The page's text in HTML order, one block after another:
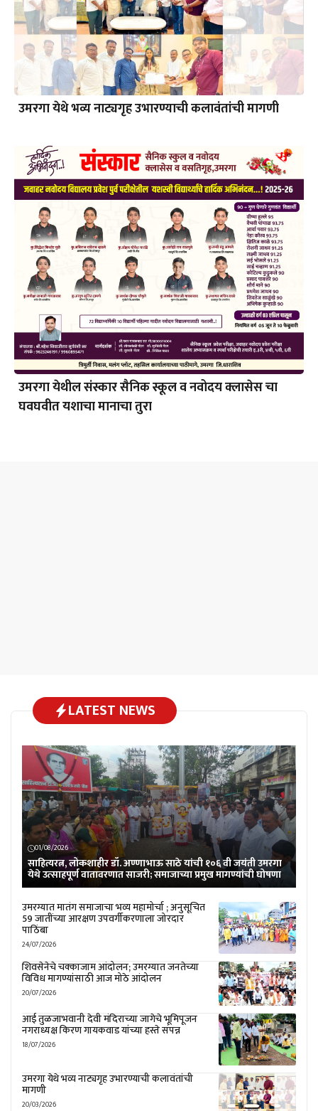
उमरगा येथे भव्य नाट्यगृह उभारण्याची कलावंतांची मागणी
उमरगा येथील संस्कार सैनिक स्कूल व नवोदय क्लासेस चा
घवघवीत यशाचा मानाचा तुरा
LATEST NEWS
01/08/2026
साहित्यरत्न, लोकशाहीर डॉ. अण्णाभाऊ साठे यांची १०६ वी जयंती उमरगा
येथे उत्साहपूर्ण वातावरणात साजरी; समाजाच्या प्रमुख मागण्यांची घोषणा
उमरग्यात मातंग समाजाचा भव्य महामोर्चा ; अनुसूचित
59 जातींच्या आरक्षण उपवर्गीकरणाला जोरदार
पाठिंबा
24/07/2026
शिवसेनेचे चक्काजाम आंदोलन; उमरग्यात जनतेच्या
विविध मागण्यांसाठी आज मोठे आंदोलन
20/07/2026
आई तुळजाभवानी देवी मंदिराच्या जागेचे भूमिपूजन
नगराध्यक्ष किरण गायकवाड यांच्या हस्ते संपन्न
18/07/2026
उमरगा येथे भव्य नाट्यगृह उभारण्याची कलावंतांची
मागणी
20/03/2026